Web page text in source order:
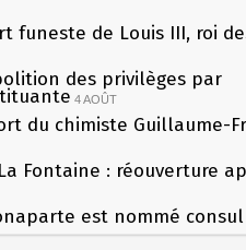
funeste de Louis III, roi
des privilèges par
4 AOÛT
du chimiste Guillaume-
Fontaine : réouverture
est nommé